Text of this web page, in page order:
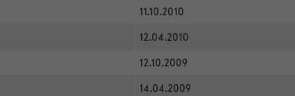
11.10.2010
12.04.2010
12.10.2009
14.04.2009